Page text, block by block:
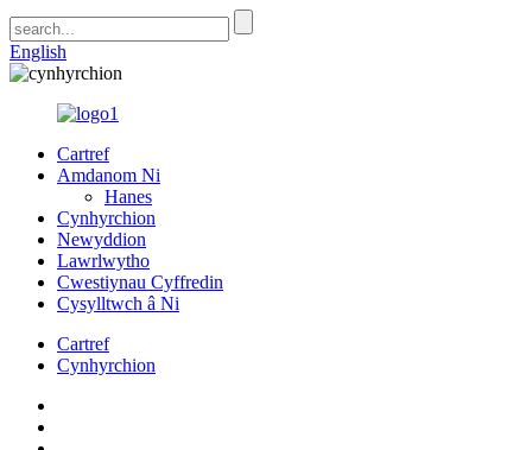
English
Cartref
Amdanom Ni
Hanes
Cynhyrchion
Newyddion
Lawrlwytho
Cwestiynau Cyffredin
Cysylltwch â Ni
Cartref
Cynhyrchion